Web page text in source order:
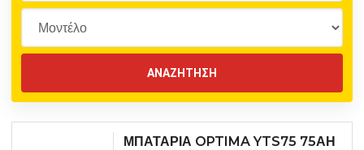
ΜΠΑΤΑΡΙΑ OPTIMA YTS75 75ΑΗ